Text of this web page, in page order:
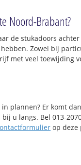
Noord-Brabant?
de stukadoors
Zowel bij
met veel toewijding
plannen? Er komt
bij u langs. Bel 013-
op deze